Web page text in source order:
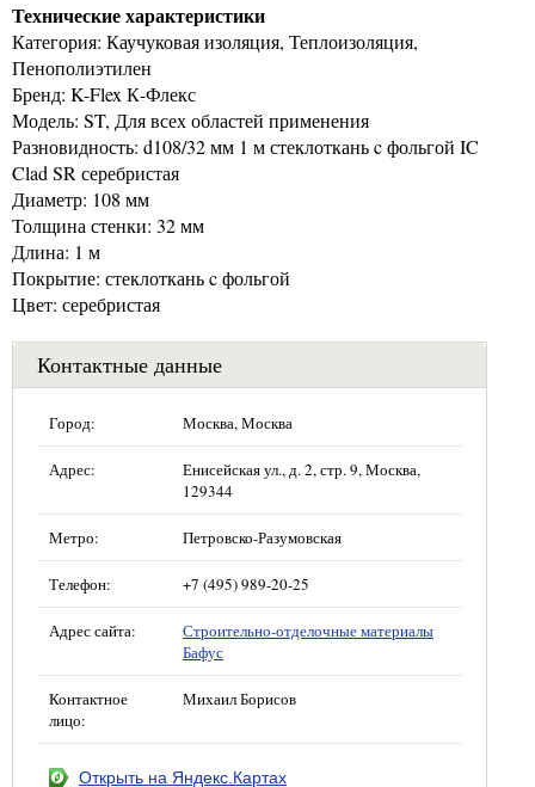
Технические характеристики
Категория: Каучуковая изоляция, Теплоизоляция,
Пенополиэтилен
Бренд: K-Flex К-Флекс
Модель: ST, Для всех областей применения
Разновидность: d108/32 мм 1 м стеклоткань c фольгой IC
Clad SR серебристая
Диаметр: 108 мм
Толщина стенки: 32 мм
Длина: 1 м
Покрытие: стеклоткань c фольгой
Цвет: серебристая
Контактные данные
Город: Москва, Москва
Адрес:
Енисейская ул., д. 2, стр. 9, Москва,
129344
Метро: Петровско-Разумовская
Телефон: +7 (495) 989-20-25
Адрес сайта:
Строительно-отделочные материалы
Бафус
Контактное
лицо:
Михаил Борисов
Открыть на Яндекс.Картах